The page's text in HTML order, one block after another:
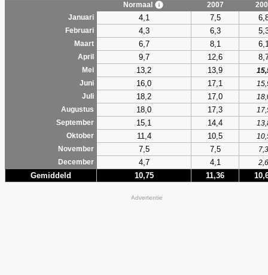
Normaal 2007
Januari
4,1 7,5
Februari 4,3 6,3
Maart 6,7 8,1
April 9,7 12,6
Mei 13,2 13,9
Juni
16,0 17,1
Juli
18,2 17,0
Augustus
18,0 17,3
September
15,1 14,4
Oktober
11,4 10,5
November
7,5 7,5
7,3
December
4,7 4,1 2,6
Gemiddeld 10,75 11,36
Advertentie